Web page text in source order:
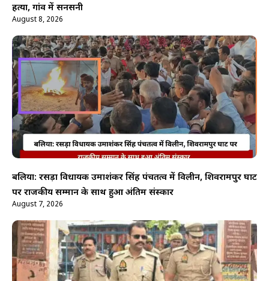
हत्या, गांव में सनसनी
August 8, 2026
बलिया: रसड़ा विधायक उमाशंकर सिंह पंचतत्व में विलीन, शिवरामपुर घाट
पर राजकीय सम्मान के साथ हुआ अंतिम संस्कार
August 7, 2026